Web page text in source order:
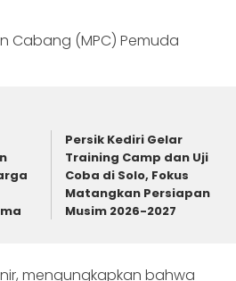
Cabang (MPC) Pemuda
Persik Kediri Gelar
Training Camp dan Uji
Coba di Solo, Fokus
Matangkan Persiapan
Musim 2026-2027
mengungkapkan bahwa